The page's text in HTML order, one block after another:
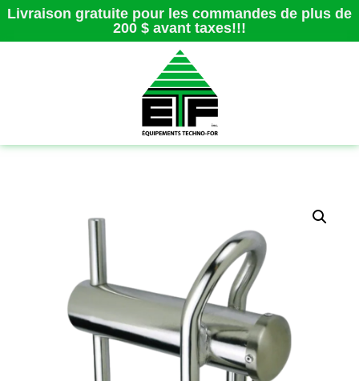
Livraison gratuite pour les commandes de plus de
200 $ avant taxes!!!